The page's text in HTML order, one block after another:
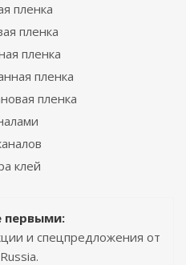
пленка
пленка
пленка
пленка
пленка
клей
первыми:
и спецпредложения от